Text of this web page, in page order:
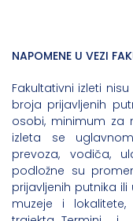
NAPOMENE U VEZI
Fakultativni izleti
broja prijavljenih
osobi, minimum za
izleta se
prevoza, vodiča,
podložne su
prijavljenih putnika
muzeje i